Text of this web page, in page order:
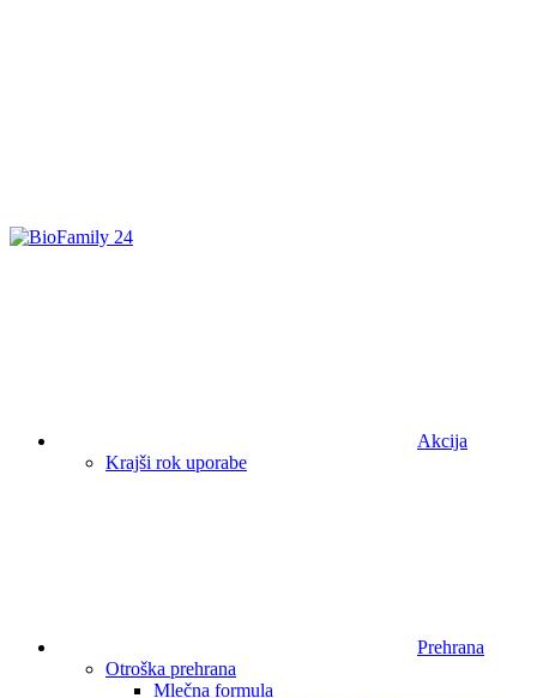
Akcija
Krajši rok uporabe
Prehrana
Otroška prehrana
Mlečna formula